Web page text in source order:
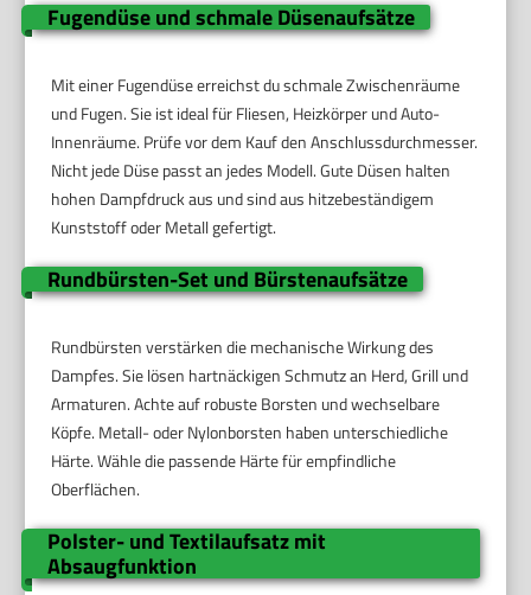
Fugendüse und schmale Düsenaufsätze
Mit einer Fugendüse erreichst du schmale Zwischenräume
und Fugen. Sie ist ideal für Fliesen, Heizkörper und Auto-
Innenräume. Prüfe vor dem Kauf den Anschlussdurchmesser.
Nicht jede Düse passt an jedes Modell. Gute Düsen halten
hohen Dampfdruck aus und sind aus hitzebeständigem
Kunststoff oder Metall gefertigt.
Rundbürsten-Set und Bürstenaufsätze
Rundbürsten verstärken die mechanische Wirkung des
Dampfes. Sie lösen hartnäckigen Schmutz an Herd, Grill und
Armaturen. Achte auf robuste Borsten und wechselbare
Köpfe. Metall- oder Nylonborsten haben unterschiedliche
Härte. Wähle die passende Härte für empfindliche
Oberflächen.
Polster- und Textilaufsatz mit
Absaugfunktion